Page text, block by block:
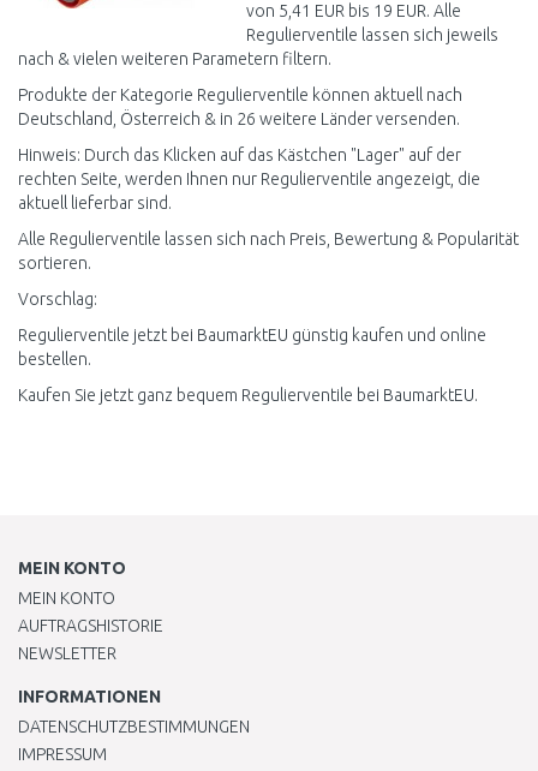
von 5,41 EUR bis 19 EUR. Alle
Regulierventile lassen sich jeweils
nach & vielen weiteren Parametern filtern.
Produkte der Kategorie Regulierventile können aktuell nach
Deutschland, Österreich & in 26 weitere Länder versenden.
Hinweis: Durch das Klicken auf das Kästchen "Lager" auf der
rechten Seite, werden Ihnen nur Regulierventile angezeigt, die
aktuell lieferbar sind.
Alle Regulierventile lassen sich nach Preis, Bewertung & Popularität
sortieren.
Vorschlag:
Regulierventile jetzt bei BaumarktEU günstig kaufen und online
bestellen.
Kaufen Sie jetzt ganz bequem Regulierventile bei BaumarktEU.
MEIN KONTO
MEIN KONTO
AUFTRAGSHISTORIE
NEWSLETTER
INFORMATIONEN
DATENSCHUTZBESTIMMUNGEN
IMPRESSUM